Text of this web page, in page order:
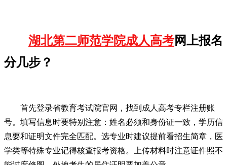
湖北第二师范学院成人高考网上报名
分几步？
首先登录省教育考试院官网，找到成人高考专栏注册账
号。填写信息时要特别注意：姓名必须和身份证一致，学历信
息要和证明文件完全匹配。选专业时建议提前看招生简章，医
学类等特殊专业记得核查报考资格。上传材料时注意证件照不